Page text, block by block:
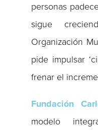
personas
sigue
Organización
pide impulsar
frenar el
Fundación
modelo